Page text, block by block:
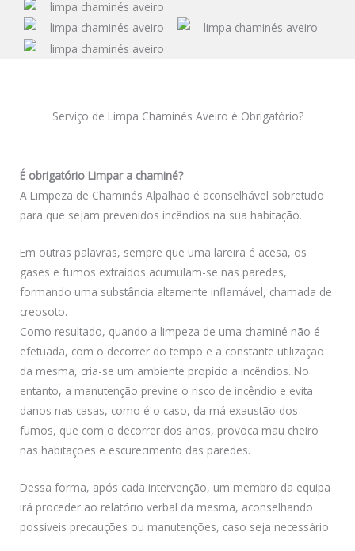
Serviço de Limpa Chaminés Aveiro é Obrigatório?
É obrigatório Limpar a chaminé?
A Limpeza de Chaminés Alpalhão é aconselhável sobretudo
para que sejam prevenidos incêndios na sua habitação.
Em outras palavras, sempre que uma lareira é acesa, os
gases e fumos extraídos acumulam-se nas paredes,
formando uma substância altamente inflamável, chamada de
creosoto.
Como resultado, quando a limpeza de uma chaminé não é
efetuada, com o decorrer do tempo e a constante utilização
da mesma, cria-se um ambiente propício a incêndios. No
entanto, a manutenção previne o risco de incêndio e evita
danos nas casas, como é o caso, da má exaustão dos
fumos, que com o decorrer dos anos, provoca mau cheiro
nas habitações e escurecimento das paredes.
Dessa forma, após cada intervenção, um membro da equipa
irá proceder ao relatório verbal da mesma, aconselhando
possíveis precauções ou manutenções, caso seja necessário.